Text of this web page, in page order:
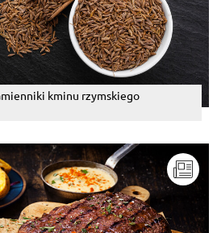
kminu rzymskiego